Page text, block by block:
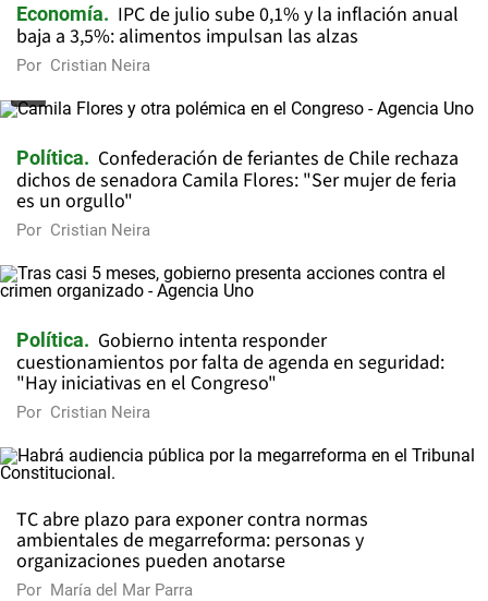
Economía
IPC de julio sube 0,1% y la inflación anual
baja a 3,5%: alimentos impulsan las alzas
Por Cristian Neira
Política
Confederación de feriantes de Chile rechaza
dichos de senadora Camila Flores: "Ser mujer de feria
es un orgullo"
Por Cristian Neira
Política
Gobierno intenta responder
cuestionamientos por falta de agenda en seguridad:
"Hay iniciativas en el Congreso"
Por Cristian Neira
TC abre plazo para exponer contra normas
ambientales de megarreforma: personas y
organizaciones pueden anotarse
Por María del Mar Parra